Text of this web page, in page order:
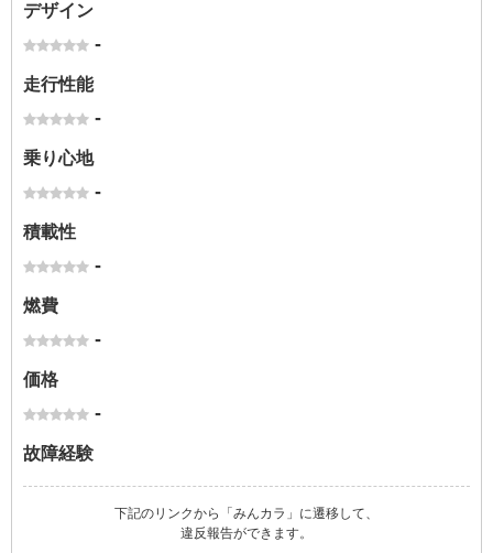
デザイン
-
走行性能
-
乗り心地
-
積載性
-
燃費
-
価格
-
故障経験
下記のリンクから「みんカラ」に遷移して、
違反報告ができます。